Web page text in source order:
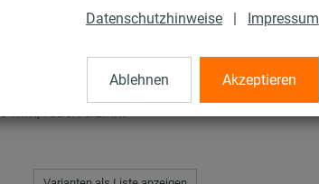
Datenschutzhinweise | Impressum
Ablehnen Akzeptieren
mm, feuerverzinkt